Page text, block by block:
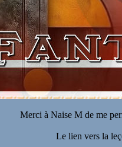
Merci à Naise M de me
Le lien vers la